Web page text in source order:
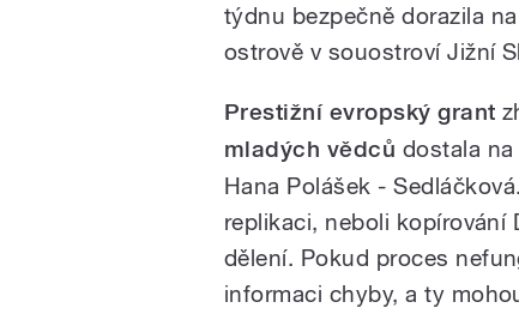
týdnu bezpečně dorazila
ostrově v souostroví Jižní
Prestižní evropský grant
mladých vědců dostala
Hana Polášek -
replikaci, neboli kopírování
dělení. Pokud proces
informaci chyby, a ty